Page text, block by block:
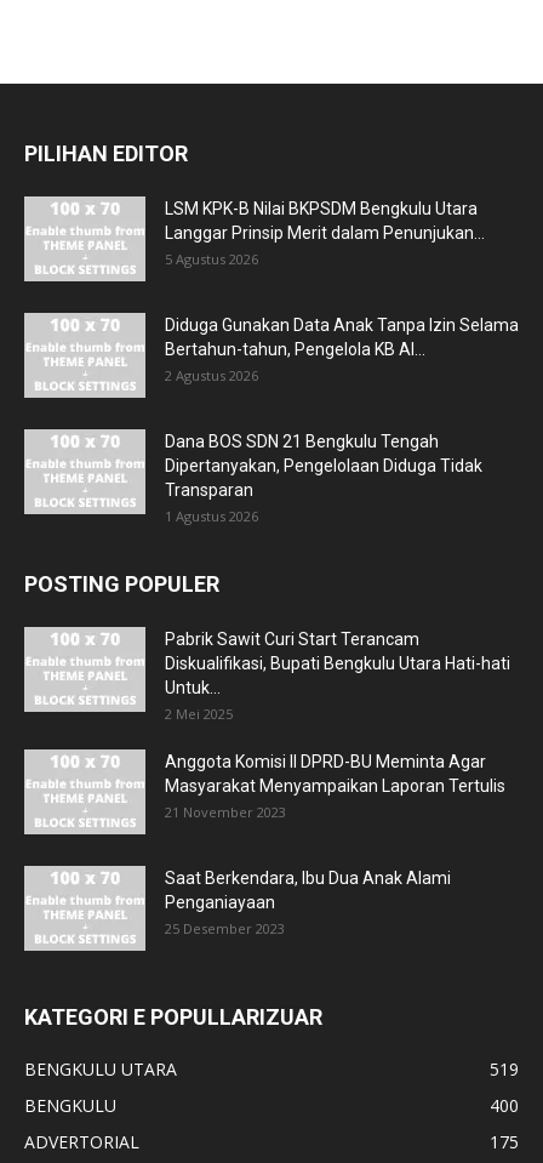
PILIHAN EDITOR
LSM KPK-B Nilai BKPSDM Bengkulu Utara
Langgar Prinsip Merit dalam Penunjukan...
5 Agustus 2026
Diduga Gunakan Data Anak Tanpa Izin Selama
Bertahun-tahun, Pengelola KB Al...
2 Agustus 2026
Dana BOS SDN 21 Bengkulu Tengah
Dipertanyakan, Pengelolaan Diduga Tidak
Transparan
1 Agustus 2026
POSTING POPULER
Pabrik Sawit Curi Start Terancam
Diskualifikasi, Bupati Bengkulu Utara Hati-hati
Untuk...
2 Mei 2025
Anggota Komisi II DPRD-BU Meminta Agar
Masyarakat Menyampaikan Laporan Tertulis
21 November 2023
Saat Berkendara, Ibu Dua Anak Alami
Penganiayaan
25 Desember 2023
KATEGORI E POPULLARIZUAR
BENGKULU UTARA
519
BENGKULU
400
ADVERTORIAL
175